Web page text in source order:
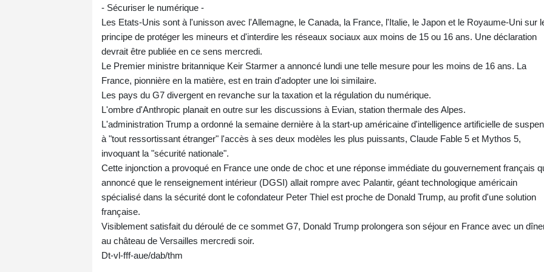
- Sécuriser le numérique -
Les Etats-Unis sont à l'unisson avec l'Allemagne, le Canada, la France, l'Italie, le Japon et le Royaume-Uni sur
principe de protéger les mineurs et d'interdire les réseaux sociaux aux moins de 15 ou 16 ans. Une déclaration
devrait être publiée en ce sens mercredi.
Le Premier ministre britannique Keir Starmer a annoncé lundi une telle mesure pour les moins de 16 ans. La
France, pionnière en la matière, est en train d'adopter une loi similaire.
Les pays du G7 divergent en revanche sur la taxation et la régulation du numérique.
L'ombre d'Anthropic planait en outre sur les discussions à Evian, station thermale des Alpes.
L'administration Trump a ordonné la semaine dernière à la start-up américaine d'intelligence artificielle de
à "tout ressortissant étranger" l'accès à ses deux modèles les plus puissants, Claude Fable 5 et Mythos 5,
invoquant la "sécurité nationale".
Cette injonction a provoqué en France une onde de choc et une réponse immédiate du gouvernement français
annoncé que le renseignement intérieur (DGSI) allait rompre avec Palantir, géant technologique américain
spécialisé dans la sécurité dont le cofondateur Peter Thiel est proche de Donald Trump, au profit d'une solution
française.
Visiblement satisfait du déroulé de ce sommet G7, Donald Trump prolongera son séjour en France avec un
au château de Versailles mercredi soir.
Dt-vl-fff-aue/dab/thm